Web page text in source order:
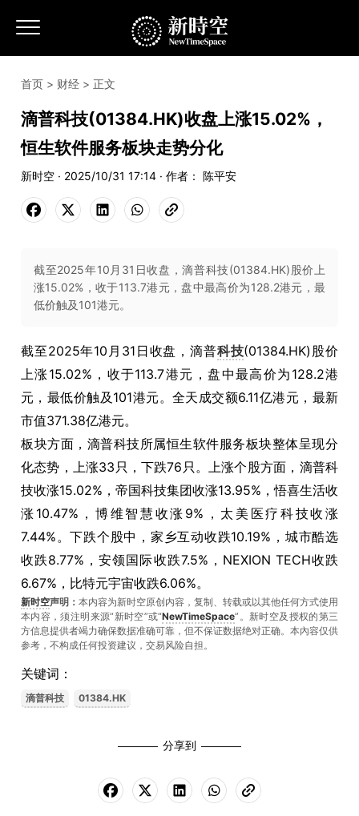
首页 > 财经 > 正文
滴普科技(01384.HK)收盘上涨15.02%，
恒生软件服务板块走势分化
新时空 · 2025/10/31 17:14 · 作者： 陈平安
截至2025年10月31日收盘，滴普科技(01384.HK)股价上
涨15.02%，收于113.7港元，盘中最高价为128.2港元，最
低价触及101港元。
截至2025年10月31日收盘，滴普科技(01384.HK)股价
上涨15.02%，收于113.7港元，盘中最高价为128.2港
元，最低价触及101港元。全天成交额6.11亿港元，最新
市值371.38亿港元。
板块方面，滴普科技所属恒生软件服务板块整体呈现分
化态势，上涨33只，下跌76只。上涨个股方面，滴普科
技收涨15.02%，帝国科技集团收涨13.95%，悟喜生活收
涨10.47%，博维智慧收涨9%，太美医疗科技收涨
7.44%。下跌个股中，家乡互动收跌10.19%，城市酷选
收跌8.77%，安领国际收跌7.5%，NEXION TECH收跌
6.67%，比特元宇宙收跌6.06%。
新时空声明： 本内容为新时空原创内容，复制、转载或以其他任何方式使用
本内容，须注明来源“新时空”或“NewTimeSpace”。新时空及授权的第三
方信息提供者竭力确保数据准确可靠，但不保证数据绝对正确。本內容仅供
参考，不构成任何投资建议，交易风险自担。
关键词：
滴普科技 01384.HK
分享到